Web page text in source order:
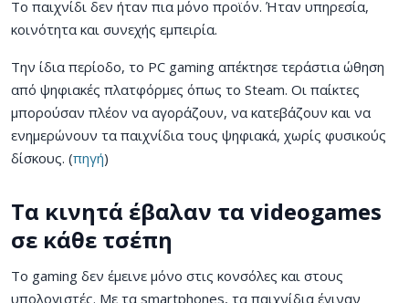
Το παιχνίδι δεν ήταν πια μόνο προϊόν. Ήταν υπηρεσία,
κοινότητα και συνεχής εμπειρία.
Την ίδια περίοδο, το PC gaming απέκτησε τεράστια ώθηση
από ψηφιακές πλατφόρμες όπως το Steam. Οι παίκτες
μπορούσαν πλέον να αγοράζουν, να κατεβάζουν και να
ενημερώνουν τα παιχνίδια τους ψηφιακά, χωρίς φυσικούς
δίσκους. (πηγή)
Τα κινητά έβαλαν τα videogames
σε κάθε τσέπη
Το gaming δεν έμεινε μόνο στις κονσόλες και στους
υπολογιστές. Με τα smartphones, τα παιχνίδια έγιναν